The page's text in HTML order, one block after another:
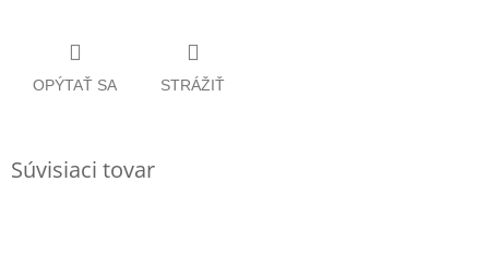
OPÝTAŤ SA STRÁŽIŤ
Súvisiaci tovar